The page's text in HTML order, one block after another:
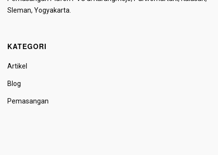
Sleman, Yogyakarta.
KATEGORI
Artikel
Blog
Pemasangan